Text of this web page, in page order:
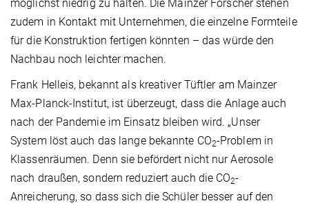
möglichst niedrig zu halten. Die Mainzer Forscher stehen
zudem in Kontakt mit Unternehmen, die einzelne Formteile
für die Konstruktion fertigen könnten – das würde den
Nachbau noch leichter machen.
Frank Helleis, bekannt als kreativer Tüftler am Mainzer
Max-Planck-Institut, ist überzeugt, dass die Anlage auch
nach der Pandemie im Einsatz bleiben wird. „Unser
System löst auch das lange bekannte CO2-Problem in
Klassenräumen. Denn sie befördert nicht nur Aerosole
nach draußen, sondern reduziert auch die CO2-
Anreicherung, so dass sich die Schüler besser auf den